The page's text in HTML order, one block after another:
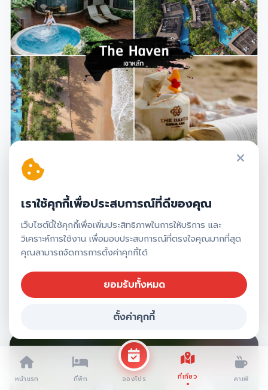
The Haven Khaolak รีสอร์ท ที่พักเขา
หลักสุดปัง ด้านหน้าติดทะเล ด้านหลังติด
แม่น้ำ 10/10 ครับบ
เดอะ ฮาเว่น เขาหลัก ที่พักพังงา โซนเขาหลัก โรงแรม
ที่พักสุดสวยวิวทะเลและวิวแม่น้ำ
36955 เขาหลัก
เราใช้คุกกี้เพื่อประสบการณ์ที่ดีของคุณ
เว็บไซต์นี้ใช้คุกกี้เพื่อเพิ่มประสิทธิภาพในการให้บริการ และ
วิเคราะห์การใช้งาน เพื่อมอบประสบการณ์ที่ตรงใจคุณมากที่สุด
คุณสามารถจัดการการตั้งค่าคุกกี้ได้
ยอมรับทั้งหมด
ตั้งค่าคุกกี้
หน้าแรก ที่พัก จองโปร ที่เที่ยว คาเฟ่